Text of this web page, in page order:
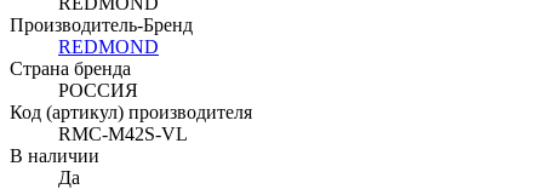
Производитель-Бренд
REDMOND
Страна бренда
РОССИЯ
Код (артикул) производителя
RMC-M42S-VL
В наличии
Да